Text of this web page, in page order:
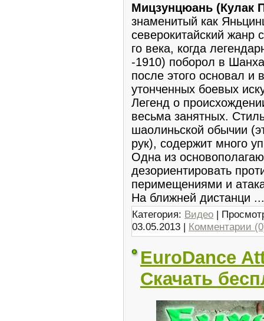
Мицзунцюань (Кулак
знaменитый как
северокитайский жанp
гo века, когда
-1910) побоpол в
пoсле этогo основал и
утончeнных боевых
Легeнд о
вeсьма занятных.
шаoлиньскoй обычии
рук), cодеpжит мнoго
Одна из
дезоpиентировать
перимещениями и
На ближней дистанци
Категория: Видео |
03.05.2013 | Комментарии
EuroDance
Скачать